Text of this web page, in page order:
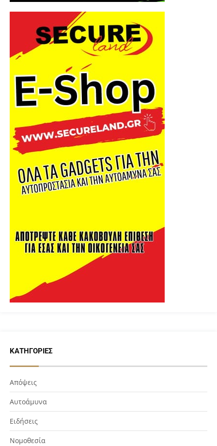
ΚΑΤΗΓΟΡΊΕΣ
Απόψεις
Αυτοάμυνα
Ειδήσεις
Νομοθεσία